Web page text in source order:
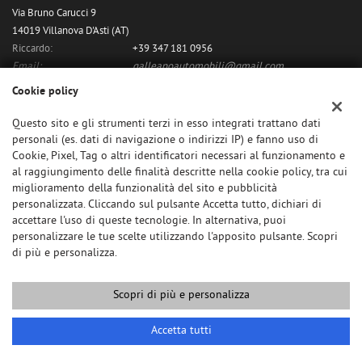
Via Bruno Carucci 9
14019 Villanova D'Asti (AT)
Riccardo:
+39 347 181 0956
Email:
galleanoautomobili@gmail.com
Indicazioni stradali
Dati fiscali:
Galleano Riccardo
C.F/P.IVA:11480060018
Copyright © 2026 GestionaleAuto.com S.r.l., Tutti i diritti riservati -
Leggi l'informativa sulla privacy-Cookie Policy
GestionaleAuto.com
Cookie policy
Questo sito e gli strumenti terzi in esso integrati trattano dati
personali (es. dati di navigazione o indirizzi IP) e fanno uso di
Cookie, Pixel, Tag o altri identificatori necessari al funzionamento e
al raggiungimento delle finalità descritte nella cookie policy, tra cui
miglioramento della funzionalità del sito e pubblicità
personalizzata. Cliccando sul pulsante Accetta tutto, dichiari di
accettare l'uso di queste tecnologie. In alternativa, puoi
personalizzare le tue scelte utilizzando l'apposito pulsante. Scopri
di più e personalizza.
Scopri di più e personalizza
Accetta tutti